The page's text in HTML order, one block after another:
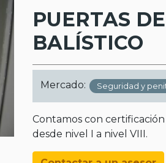
PUERTAS
BALÍSTICO
Mercado: Seguridad y
Contamos con
desde nivel I a nivel VIII.